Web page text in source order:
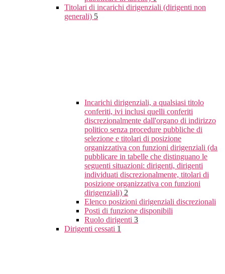
Titolari di incarichi dirigenziali (dirigenti non
generali) 5
Incarichi dirigenziali, a qualsiasi titolo
conferiti, ivi inclusi quelli conferiti
discrezionalmente dall'organo di indirizzo
politico senza procedure pubbliche di
selezione e titolari di posizione
organizzativa con funzioni dirigenziali (da
pubblicare in tabelle che distinguano le
seguenti situazioni: dirigenti, dirigenti
individuati discrezionalmente, titolari di
posizione organizzativa con funzioni
dirigenziali) 2
Elenco posizioni dirigenziali discrezionali
Posti di funzione disponibili
Ruolo dirigenti 3
Dirigenti cessati 1